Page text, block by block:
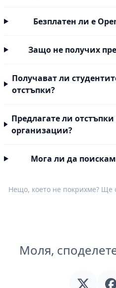
Безплатен ли е
Защо не получих
Получават ли
отстъпки?
Предлагате ли
организации?
Мога ли да
Нещо, което не покрихме? Ще
Моля,